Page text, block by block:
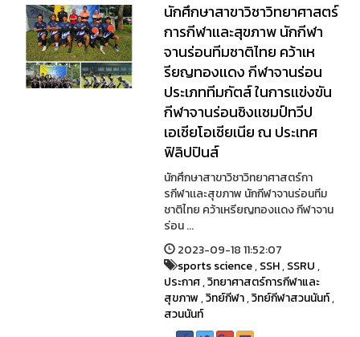
นักศึกษาสาขาวิชาวิทยาศาสตร์
การกีฬาเเละสุขภาพ นักกีฬา
จานร่อนทีมชาติไทย คว้าเห
รียญทองเเดง กีฬาจานร่อน
ประเภททีมกัตส์ ในการเเข่งขัน
กีฬาจานร่อนชิงเเชมป์ทวีป
เอเชียโอเชียเนีย ณ ประเทศ
ฟิลิปปินส์
นักศึกษาสาขาวิชาวิทยาศาสตร์กา
รกีฬาเเละสุขภาพ นักกีฬาจานร่อนทีม
ชาติไทย คว้าเหรียญทองเเดง กีฬาจาน
ร่อน ...
2023-09-18 11:52:07
sports science,SSH,SSRU,
ประกาศ,วิทยาศาสตร์การกีฬาและ
สุขภาพ,วิทย์กีฬา,วิทย์กีฬาสวนนันท์,
สวนนันท์